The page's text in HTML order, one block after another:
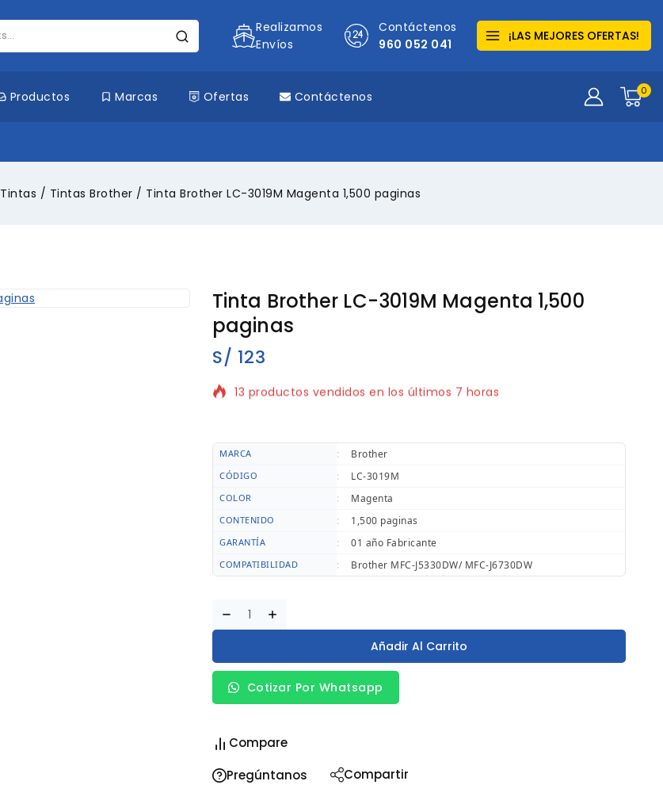
Realizamos
Envíos
Contáctenos
960 052 041
¡LAS MEJORES OFERTAS!
Productos Marcas Ofertas Contáctenos 0
Tintas / Tintas Brother / Tinta Brother LC-3019M Magenta 1,500 paginas
Tinta Brother LC-3019M Magenta 1,500
paginas
S/ 123
13 productos vendidos en los últimos 7 horas
¡Se vende rápido! ¡Terminado! 6 la gente tiene en su carrito
MARCA : Brother
CÓDIGO : LC-3019M
COLOR : Magenta
CONTENIDO : 1,500 paginas
GARANTÍA : 01 año Fabricante
COMPATIBILIDAD : Brother MFC-J5330DW/ MFC-J6730DW
Añadir Al Carrito
Cotizar Por Whatsapp
Compare
Pregúntanos
Compartir